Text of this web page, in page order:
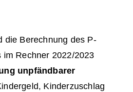
die Berechnung des P-
im Rechner 2022/2023
unpfändbarer
Kinderzuschlag